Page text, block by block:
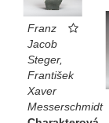
Franz
Jacob
Steger,
František
Xaver
Messerschmidt